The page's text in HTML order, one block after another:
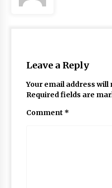
Leave a Reply
Your email address will
Required fields are
Comment *